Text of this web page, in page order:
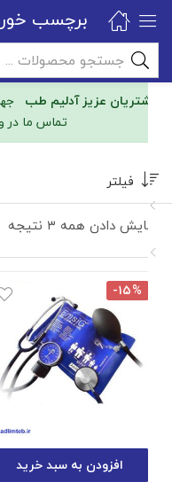
مشتریان عزیز آدلیم طبجهت
تماس ما در
نمایش دادن همه ۳ نتیجه
فیلتر
افزودن به سبد خرید
-۱۵%